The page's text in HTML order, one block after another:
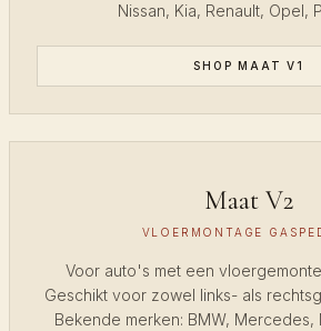
Nissan, Kia, Renault, Opel,
SHOP MAAT V1
Maat V2
VLOERMONTAGE
Voor auto's met een
Geschikt voor zowel links- als
Bekende merken: BMW, Mercedes,